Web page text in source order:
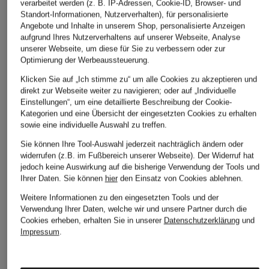
MARC CAIN
Strickshirt
CHF 159
Ursprünglich:CHF 209
ALLUDE
Strickshirt
CHF 179
Ursprünglich:CHF 269
HOBBS
Strickshirt LEANNE
CHF 139
Weitere Kategorien
Abendkleider
Bademäntel für Herren
Kleider
Lederjacken für Herren
verarbeitet werden (z. B. IP-Adressen, Cookie-ID, Browser- und
Standort-Informationen, Nutzerverhalten), für personalisierte
Angebote und Inhalte in unserem Shop, personalisierte Anzeigen
aufgrund Ihres Nutzerverhaltens auf unserer Webseite, Analyse
unserer Webseite, um diese für Sie zu verbessern oder zur
Optimierung der Werbeaussteuerung.
Klicken Sie auf „Ich stimme zu“ um alle Cookies zu akzeptieren und
direkt zur Webseite weiter zu navigieren; oder auf „Individuelle
Einstellungen“, um eine detaillierte Beschreibung der Cookie-
Kategorien und eine Übersicht der eingesetzten Cookies zu erhalten
sowie eine individuelle Auswahl zu treffen.
Sie können Ihre Tool-Auswahl jederzeit nachträglich ändern oder
widerrufen (z.B. im Fußbereich unserer Webseite). Der Widerruf hat
jedoch keine Auswirkung auf die bisherige Verwendung der Tools und
Ihrer Daten. Sie können hierden Einsatz von Cookies ablehnen.
Weitere Informationen zu den eingesetzten Tools und der
Verwendung Ihrer Daten, welche wir und unsere Partner durch die
Cookies erheben, erhalten Sie in unserer Datenschutzerklärungund
Impressum.